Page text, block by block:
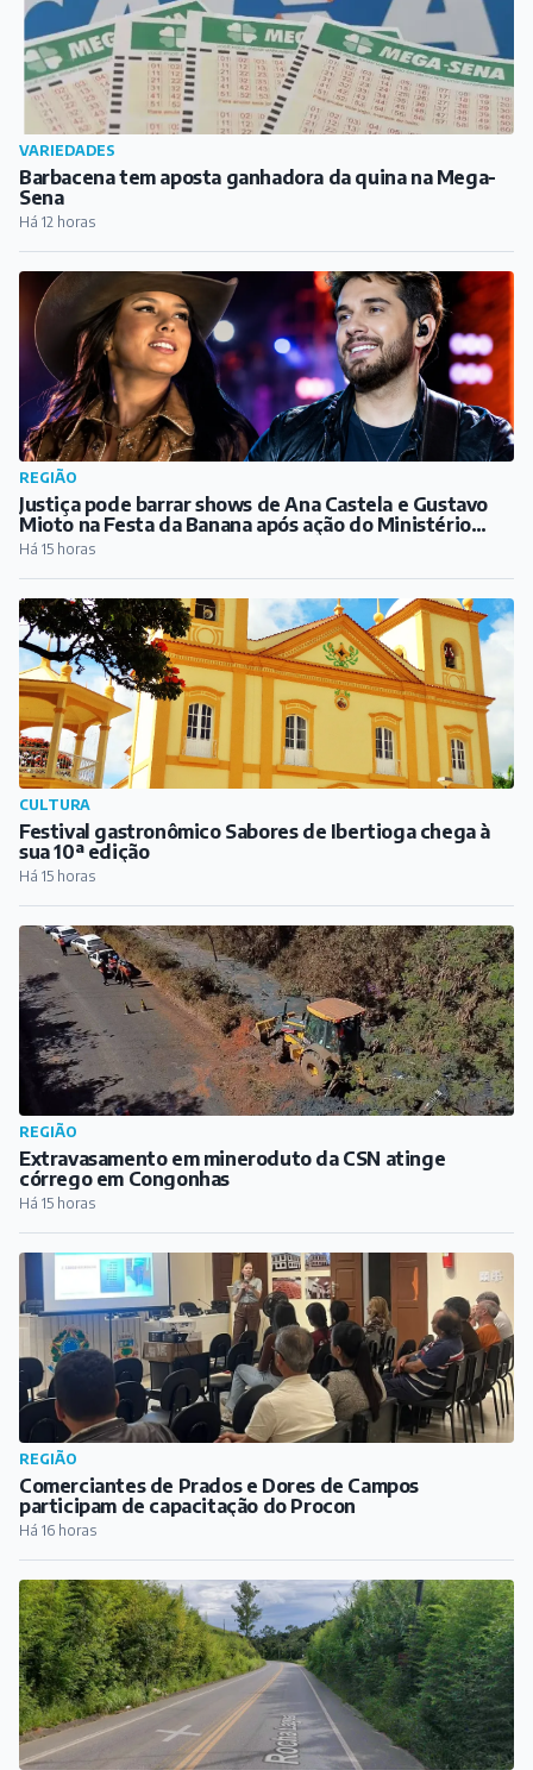
VARIEDADES
Barbacena tem aposta ganhadora da quina na Mega-
Sena
Há 12 horas
REGIÃO
Justiça pode barrar shows de Ana Castela e Gustavo
Mioto na Festa da Banana após ação do Ministério
Público
Há 15 horas
CULTURA
Festival gastronômico Sabores de Ibertioga chega à
sua 10ª edição
Há 15 horas
REGIÃO
Extravasamento em mineroduto da CSN atinge
córrego em Congonhas
Há 15 horas
REGIÃO
Comerciantes de Prados e Dores de Campos
participam de capacitação do Procon
Há 16 horas